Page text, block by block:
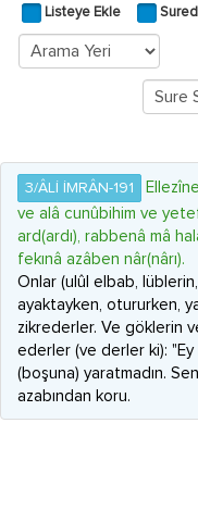
Listeye Ekle
3/ÂLİ İMRÂN-191
ve alâ cunûbihim ve
ard(ardı), rabbenâ mâ
fekınâ azâben nâr(nârı).
Onlar (ulûl elbab, lüblerin,
ayaktayken, otururken,
zikrederler. Ve göklerin
ederler (ve derler ki): "Ey
(boşuna) yaratmadın.
azabından koru.